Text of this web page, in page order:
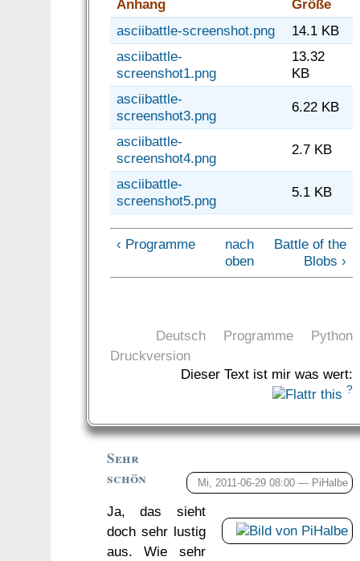
Anhang
Größe
asciibattle-screenshot.png
14.1 KB
asciibattle-
screenshot1.png
13.32
KB
asciibattle-
screenshot3.png
6.22 KB
asciibattle-
screenshot4.png
2.7 KB
asciibattle-
screenshot5.png
5.1 KB
‹ Programme
nach
oben
Battle of the
Blobs ›
Deutsch Programme
Python
Druckversion
Dieser Text ist mir was wert:
?
Mi, 2011-06-29 08:00 — PiHalbe
Sehr
schön
Ja, das sieht
doch sehr lustig
aus. Wie sehr